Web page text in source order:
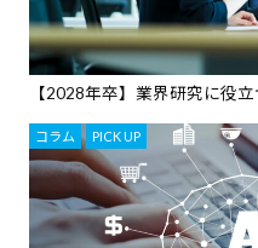
【2028年卒】業界研究に役
コラム , PICK UP